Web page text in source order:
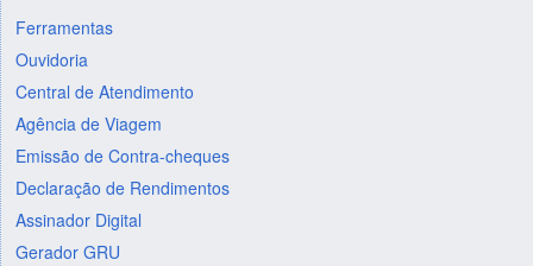
Ferramentas
Ouvidoria
Central de Atendimento
Agência de Viagem
Emissão de Contra-cheques
Declaração de Rendimentos
Assinador Digital
Gerador GRU